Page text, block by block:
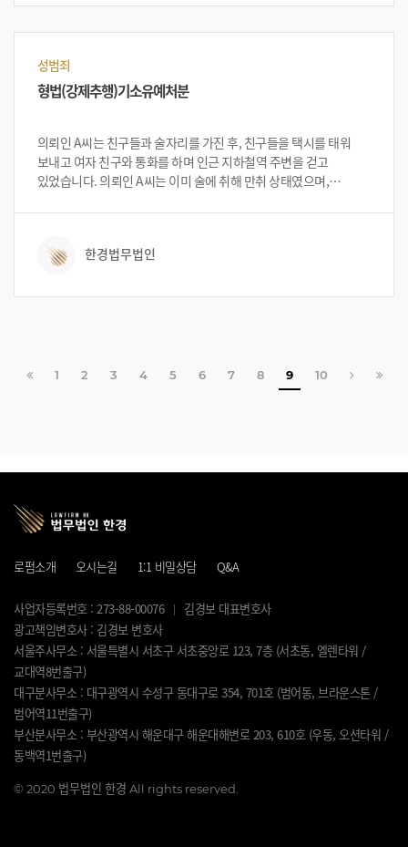
법무법인 한경을 찾아 대처 방안 등을 상담하게 되었고, 법무법인
성범죄
형법(강제추행)기소유예처분
의뢰인 A씨는 친구들과 술자리를 가진 후, 친구들을 택시를 태워
보내고 여자 친구와 통화를 하며 인근 지하철역 주변을 걷고
있었습니다. 의뢰인 A씨는 이미 술에 취해 만취 상태였으며,
바람에 그 후 기억은 드문드문 끊긴 상태였습니다. A씨는 술에 취한
B씨에게 가까이 다가가게 되었습니다. 그 상황에서 피해자 B씨의
신고하여 출동한 경찰관에게 현장 체포 되어 간단한 조사를 받은 후
법무법인 한경에 사건 의뢰를 하였습니다.
한경법무법인
처음으로
1페이지
2페이지
3페이지
4페이지
5페이지
6페이지
7페이지
8페이지
9 10페이지다음 페이지
마지
로펌소개 오시는길 1:1 비밀상담 Q&A
사업자등록번호 : 273-88-00076
김경보 대표변호사
광고책임변호사 : 김경보 변호사
서울주사무소 : 서울특별시 서초구 서초중앙로 123, 7층 (서초동, 엘렌타워 /
교대역8번출구)
대구분사무소 : 대구광역시 수성구 동대구로 354, 701호 (범어동, 브라운스톤 /
범어역11번출구)
부산분사무소 : 부산광역시 해운대구 해운대해변로 203, 610호 (우동, 오션타워 /
동백역1번출구)
© 2020 법무법인 한경 All rights reserved.